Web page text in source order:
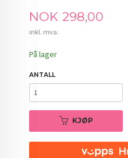
Pris
NOK 298,00
inkl. mva.
På lager
ANTALL
KJØP